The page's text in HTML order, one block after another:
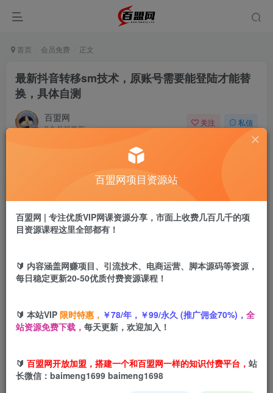
首页 会员免费 正文
最新抖音转移sm技术，原账号需要能登陆才能替
换，具体自测
百盟网
9个月前更新
关注 私信
盟币9.9
立即购买
最新抖音转移sm技术，原账号需要能登陆才能替换，具体自
百盟网项目资源站
百盟网 | 专注优质VIP网课资源分享，市面上收费几百几千的项
目资源课程这里全部都有！
🔰 内容涵盖网赚项目、引流技术、电商运营、脚本源码等资源，
每日稳定更新20-50优质付费资源课程！
🔰 本站VIP 限时特惠， ￥78/年，￥99/永久 (推广佣金70%)， 全
站资源免费下载， 每天更新，欢迎加入！
🔰 百盟网开放加盟，搭建一个和百盟网一样的知识付费平台， 站
长微信：baimeng1699 baimeng1698